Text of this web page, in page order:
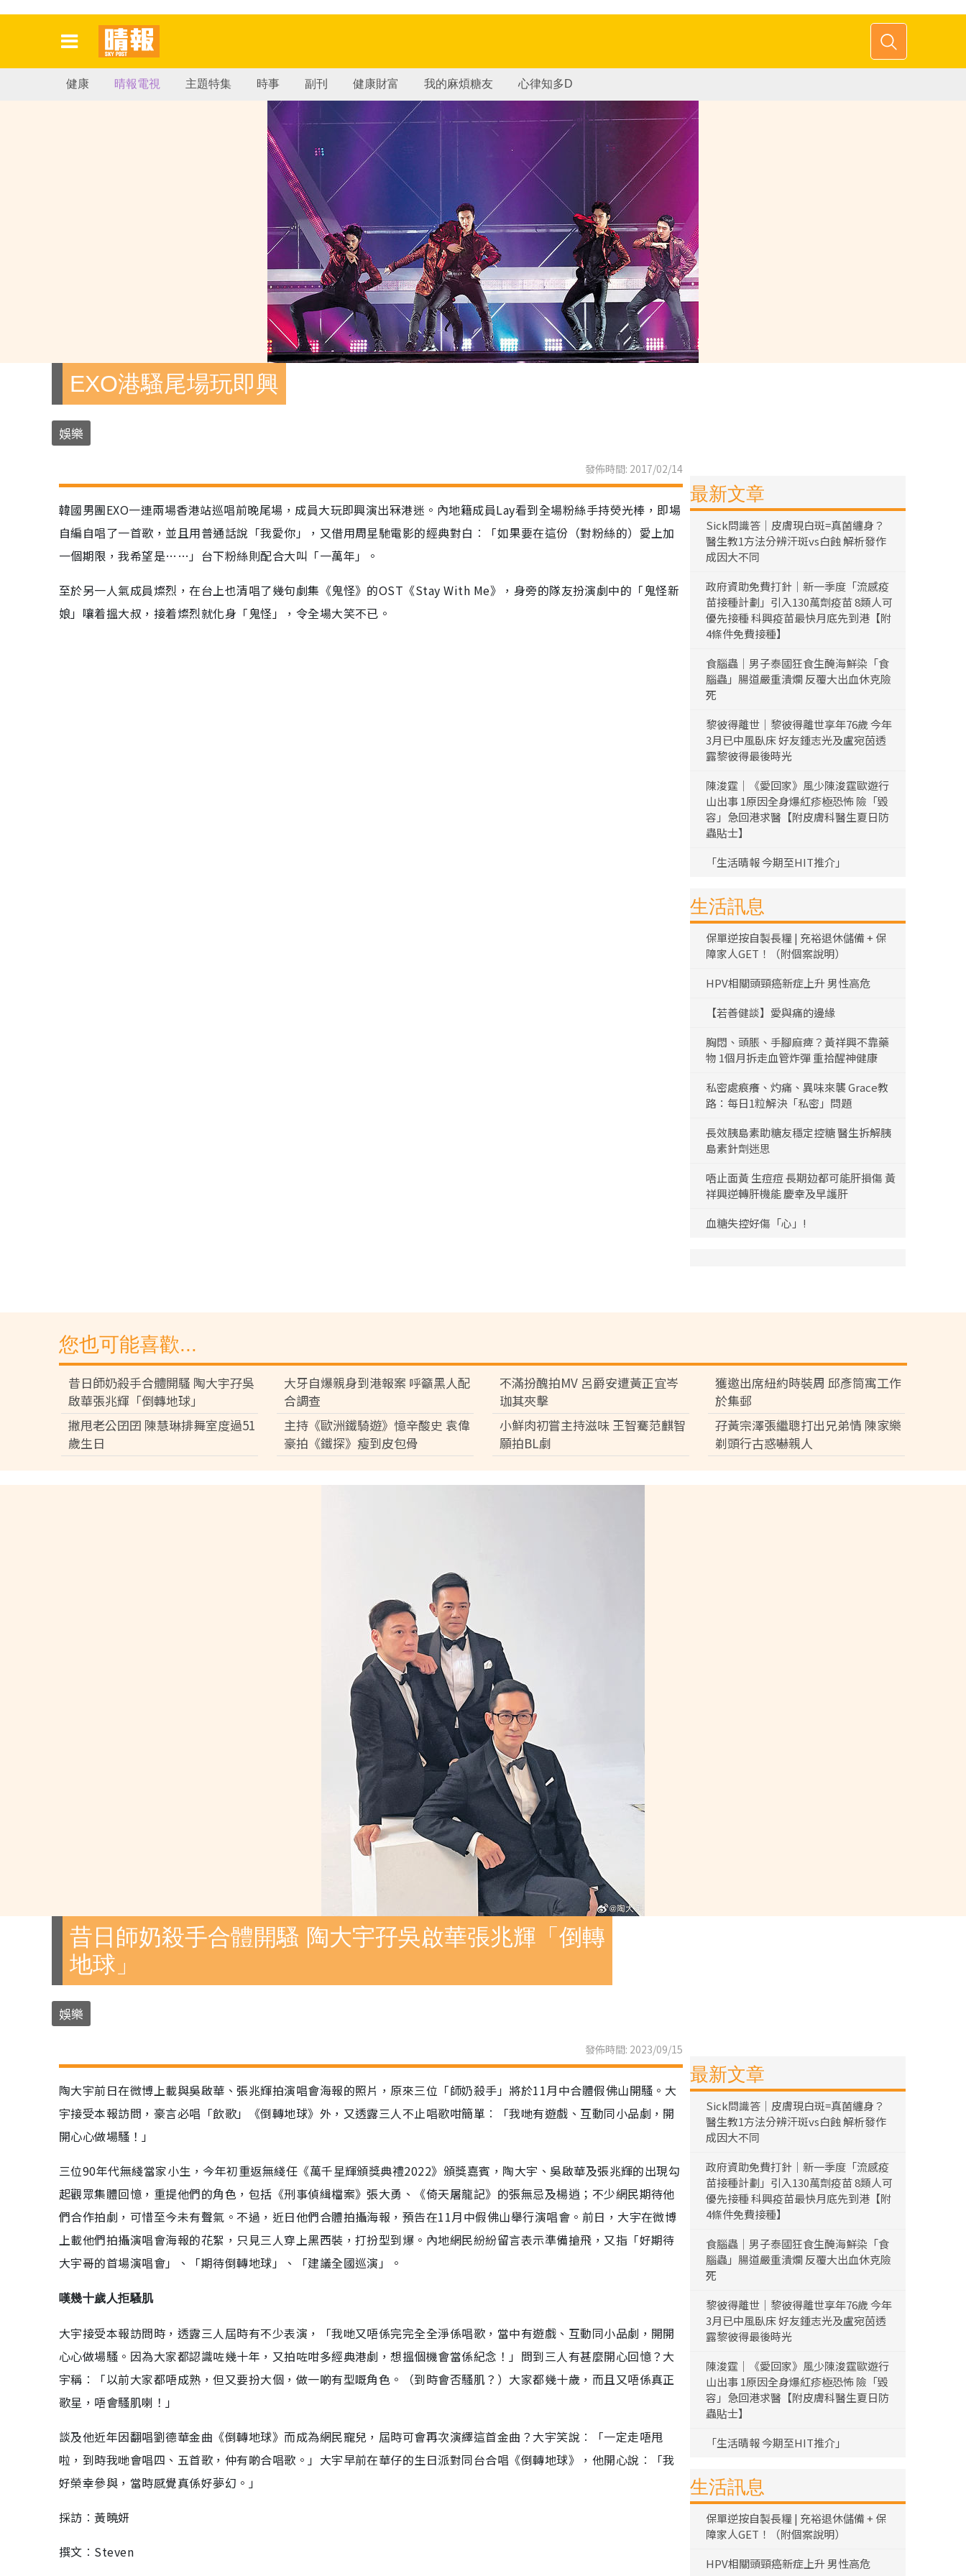
健康 晴報電視 主題特集 時事 副刊 健康財富 我的麻煩糖友 心律知多D
EXO港騷尾場玩即興
娛樂
發佈時間: 2017/02/14
韓國男團EXO一連兩場香港站巡唱前晚尾場，成員大玩即興演出冧港迷。內地籍成員Lay看到全場粉絲手持熒光棒，即場
自編自唱了一首歌，並且用普通話說「我愛你」，又借用周星馳電影的經典對白︰「如果要在這份（對粉絲的）愛上加
一個期限，我希望是……」台下粉絲則配合大叫「一萬年」。
至於另一人氣成員燦烈，在台上也清唱了幾句劇集《鬼怪》的OST《Stay With Me》，身旁的隊友扮演劇中的「鬼怪新
娘」嚷着搵大叔，接着燦烈就化身「鬼怪」，令全場大笑不已。
最新文章
Sick問識答｜皮膚現白斑=真菌纏身？
醫生教1方法分辨汗斑vs白蝕 解析發作
成因大不同
政府資助免費打針｜新一季度「流感疫
苗接種計劃」引入130萬劑疫苗 8類人可
優先接種 科興疫苗最快月底先到港【附
4條件免費接種】
食腦蟲｜男子泰國狂食生醃海鮮染「食
腦蟲」腸道嚴重潰爛 反覆大出血休克險
死
黎彼得離世｜黎彼得離世享年76歲 今年
3月已中風臥床 好友鍾志光及盧宛茵透
露黎彼得最後時光
陳浚霆｜《愛回家》風少陳浚霆歐遊行
山出事 1原因全身爆紅疹極恐怖 險「毀
容」急回港求醫【附皮膚科醫生夏日防
蟲貼士】
「生活晴報 今期至HIT推介」
生活訊息
保單逆按自製長糧 | 充裕退休儲備 + 保
障家人GET！（附個案說明）
HPV相關頭頸癌新症上升 男性高危
【若善健談】愛與痛的邊緣
胸悶、頭脹、手腳麻痺？黃祥興不靠藥
物 1個月拆走血管炸彈 重拾醒神健康
私密處痕癢、灼痛、異味來襲 Grace教
路：每日1粒解決「私密」問題
長效胰島素助糖友穩定控糖 醫生拆解胰
島素針劑迷思
唔止面黃 生痘痘 長期攰都可能肝損傷 黃
祥興逆轉肝機能 慶幸及早護肝
血糖失控好傷「心」!
您也可能喜歡...
昔日師奶殺手合體開騷 陶大宇孖吳
啟華張兆輝「倒轉地球」
大牙自爆親身到港報案 呼籲黑人配
合調查
不滿扮醜拍MV 呂爵安遭黃正宜岑
珈其夾擊
獲邀出席紐約時裝周 邱彥筒寓工作
於集郵
撇甩老公囝囝 陳慧琳排舞室度過51
歲生日
主持《歐洲鐵騎遊》憶辛酸史 袁偉
豪拍《鐵探》瘦到皮包骨
小鮮肉初嘗主持滋味 王智騫范麒智
願拍BL劇
孖黃宗澤張繼聰打出兄弟情 陳家樂
剃頭行古惑嚇親人
昔日師奶殺手合體開騷 陶大宇孖吳啟華張兆輝「倒轉
地球」
娛樂
發佈時間: 2023/09/15
陶大宇前日在微博上載與吳啟華、張兆輝拍演唱會海報的照片，原來三位「師奶殺手」將於11月中合體假佛山開騷。大
宇接受本報訪問，豪言必唱「飲歌」《倒轉地球》外，又透露三人不止唱歌咁簡單︰「我哋有遊戲、互動同小品劇，開
開心心做場騷！」
三位90年代無綫當家小生，今年初重返無綫任《萬千星輝頒獎典禮2022》頒獎嘉賓，陶大宇、吳啟華及張兆輝的出現勾
起觀眾集體回憶，重提他們的角色，包括《刑事偵緝檔案》張大勇、《倚天屠龍記》的張無忌及楊逍；不少網民期待他
們合作拍劇，可惜至今未有聲氣。不過，近日他們合體拍攝海報，預告在11月中假佛山舉行演唱會。前日，大宇在微博
上載他們拍攝演唱會海報的花絮，只見三人穿上黑西裝，打扮型到爆。內地網民紛紛留言表示準備搶飛，又指「好期待
大宇哥的首場演唱會」、「期待倒轉地球」、「建議全國巡演」。
嘆幾十歲人拒騷肌
大宇接受本報訪問時，透露三人屆時有不少表演，「我哋又唔係完完全全淨係唱歌，當中有遊戲、互動同小品劇，開開
心心做場騷。因為大家都認識咗幾十年，又拍咗咁多經典港劇，想搵個機會當係紀念！」問到三人有甚麼開心回憶？大
宇稱︰「以前大家都唔成熟，但又要扮大個，做一啲有型嘅角色。（到時會否騷肌？）大家都幾十歲，而且又唔係真正
歌星，唔會騷肌喇！」
談及他近年因翻唱劉德華金曲《倒轉地球》而成為網民寵兒，屆時可會再次演繹這首金曲？大宇笑說︰「一定走唔甩
啦，到時我哋會唱四、五首歌，仲有啲合唱歌。」大宇早前在華仔的生日派對同台合唱《倒轉地球》，他開心說︰「我
好榮幸參與，當時感覺真係好夢幻。」
採訪︰黃曉妍
撰文︰Steven
最新文章
Sick問識答｜皮膚現白斑=真菌纏身？
醫生教1方法分辨汗斑vs白蝕 解析發作
成因大不同
政府資助免費打針｜新一季度「流感疫
苗接種計劃」引入130萬劑疫苗 8類人可
優先接種 科興疫苗最快月底先到港【附
4條件免費接種】
食腦蟲｜男子泰國狂食生醃海鮮染「食
腦蟲」腸道嚴重潰爛 反覆大出血休克險
死
黎彼得離世｜黎彼得離世享年76歲 今年
3月已中風臥床 好友鍾志光及盧宛茵透
露黎彼得最後時光
陳浚霆｜《愛回家》風少陳浚霆歐遊行
山出事 1原因全身爆紅疹極恐怖 險「毀
容」急回港求醫【附皮膚科醫生夏日防
蟲貼士】
「生活晴報 今期至HIT推介」
生活訊息
保單逆按自製長糧 | 充裕退休儲備 + 保
障家人GET！（附個案說明）
HPV相關頭頸癌新症上升 男性高危